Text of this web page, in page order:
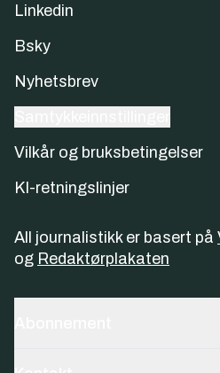
Linkedin
Bsky
Nyhetsbrev
Vilkår og bruksbetingelser
KI-retningslinjer
All journalistikk er basert på
og Redaktørplakaten